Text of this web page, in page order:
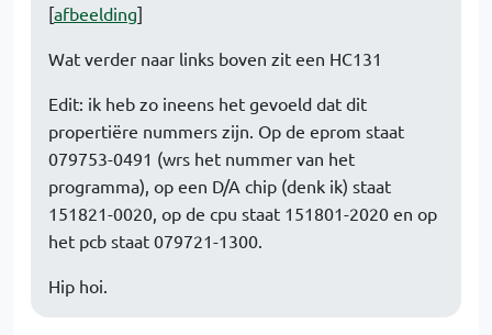
[afbeelding]
Wat verder naar links boven zit een HC131
Edit: ik heb zo ineens het gevoeld dat dit
propertiëre nummers zijn. Op de eprom staat
079753-0491 (wrs het nummer van het
programma), op een D/A chip (denk ik) staat
151821-0020, op de cpu staat 151801-2020 en op
het pcb staat 079721-1300.
Hip hoi.